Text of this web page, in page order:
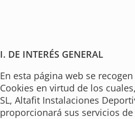
I. DE INTERÉS GENERAL
En esta página web se
Cookies en virtud de los
SL, Altafit Instalaciones
proporcionará sus servicios